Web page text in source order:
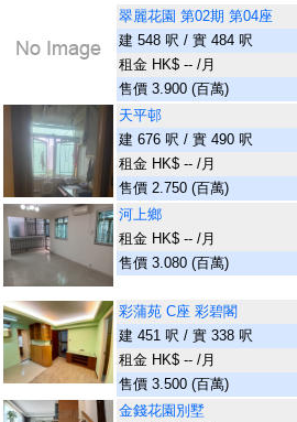
翠麗花園 第02期 第04座
建 548 呎 / 實 484 呎
租金 HK$ -- /月
售價 3.900 (百萬)
天平邨
建 676 呎 / 實 490 呎
租金 HK$ -- /月
售價 2.750 (百萬)
河上鄉
租金 HK$ -- /月
售價 3.080 (百萬)
彩蒲苑 C座 彩碧閣
建 451 呎 / 實 338 呎
租金 HK$ -- /月
售價 3.500 (百萬)
金錢花園別墅